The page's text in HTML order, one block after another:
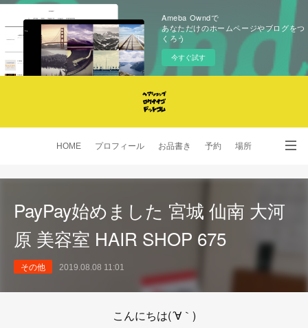
Ameba Owndで
あなただけのホームページやブログをつ
くろう
今すぐ試す
HOME プロフィール お品書き 予約 場所
PayPay始めました 宮城 仙南 大河
原 美容室 HAIR SHOP 675
その他 2019.08.08 11:01
こんにちは(´∀｀)